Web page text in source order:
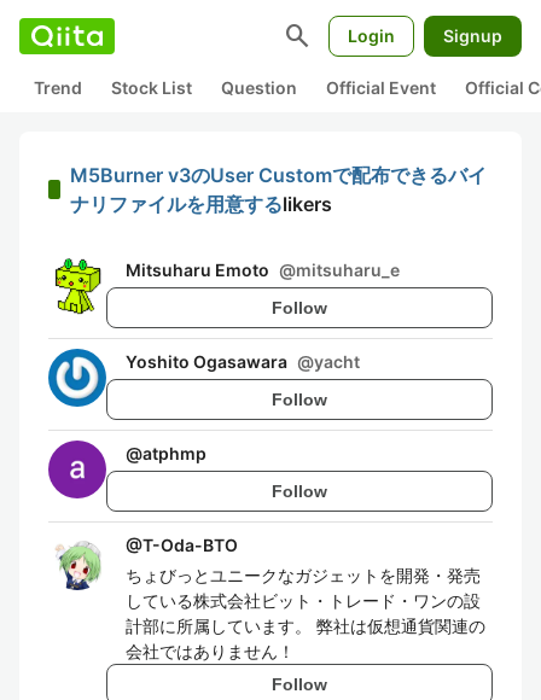
search Login Signup
Trend Stock List Question Official Event Official
M5Burner v3のUser Customで配布できるバイ
ナリファイルを用意するlikers
Mitsuharu Emoto @mitsuharu_e
Follow
Yoshito Ogasawara @yacht
Follow
@atphmp
Follow
@T-Oda-BTO
ちょびっとユニークなガジェットを開発・発売
している株式会社ビット・トレード・ワンの設
計部に所属しています。 弊社は仮想通貨関連の
会社ではありません！
Follow